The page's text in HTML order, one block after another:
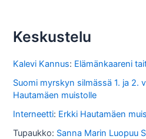
s
o
s
s
a
Keskustelu
Kalevi Kannus: Elämänkaareni
Suomi myrskyn silmässä 1. ja 2.
Hautamäen muistolle
Interneetti: Erkki Hautamäen
Tupaukko: Sanna Marin Luopuu